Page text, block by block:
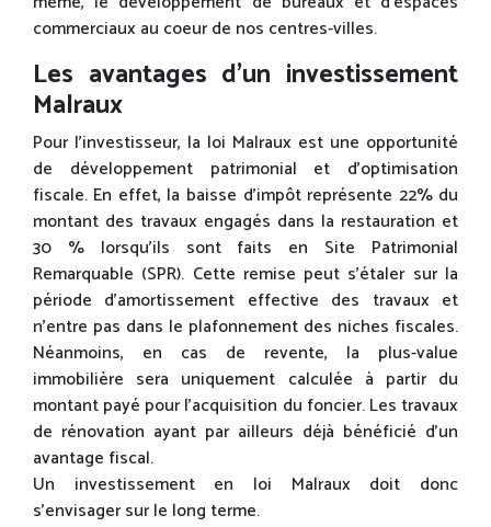
commerciaux au coeur de nos centres-villes.
Les avantages d’un investissement
Malraux
Pour l’investisseur, la loi Malraux est une opportunité
de développement patrimonial et d’optimisation
fiscale. En effet, la baisse d’impôt représente 22% du
montant des travaux engagés dans la restauration et
30 % lorsqu’ils sont faits en Site Patrimonial
Remarquable (SPR). Cette remise peut s’étaler sur la
période d’amortissement effective des travaux et
n’entre pas dans le plafonnement des niches fiscales.
Néanmoins, en cas de revente, la plus-value
immobilière sera uniquement calculée à partir du
montant payé pour l’acquisition du foncier. Les travaux
de rénovation ayant par ailleurs déjà bénéficié d’un
avantage fiscal.
Un investissement en loi Malraux doit donc
s’envisager sur le long terme.